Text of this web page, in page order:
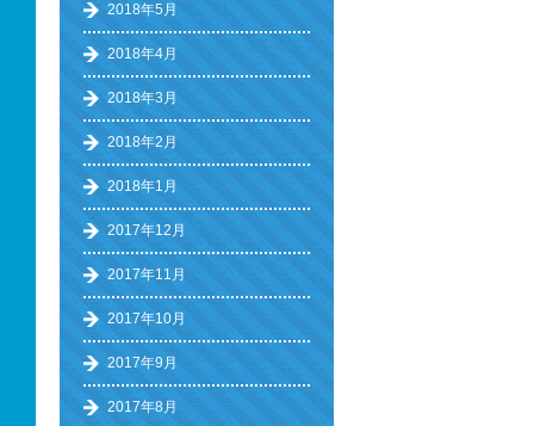
2018年5月
2018年4月
2018年3月
2018年2月
2018年1月
2017年12月
2017年11月
2017年10月
2017年9月
2017年8月